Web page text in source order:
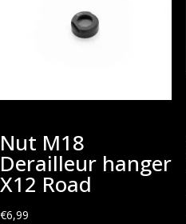
Nut M18
Derailleur hanger
X12 Road
€6,99